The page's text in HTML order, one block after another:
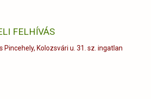
FELHÍVÁS
Kolozsvári u. 31. sz. ingatlan